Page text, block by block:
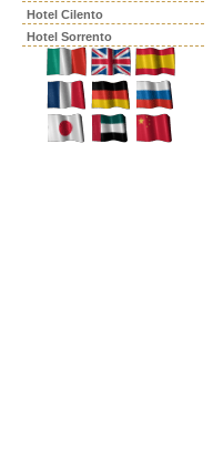
Hotel Cilento
Hotel Sorrento